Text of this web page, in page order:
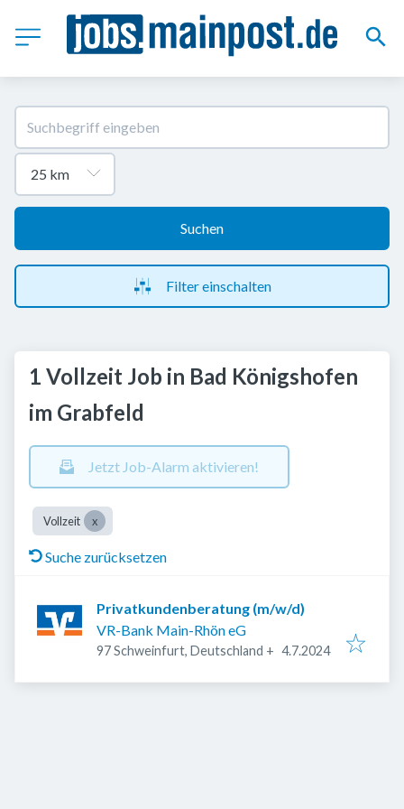
Suchen
Filter einschalten
1 Vollzeit Job in Bad Königshofen
im Grabfeld
Jetzt Job-Alarm aktivieren!
Vollzeit
Suche zurücksetzen
Privatkundenberatung (m/w/d)
VR-Bank Main-Rhön eG
97 Schweinfurt, Deutschland + Veröffentlicht
4.7.2024